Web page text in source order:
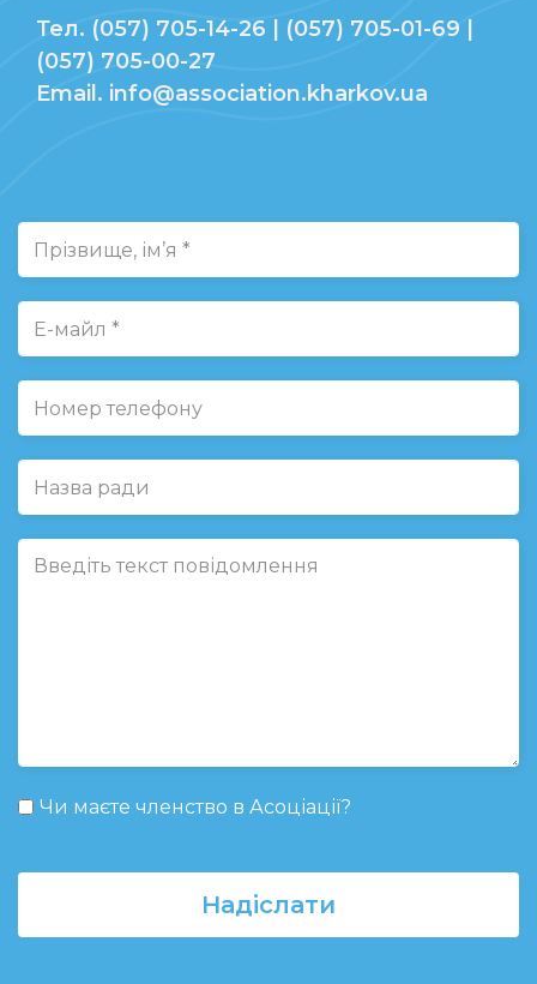
Тел. (057) 705-14-26 | (057) 705-01-69 |
(057) 705-00-27
Email. info@association.kharkov.ua
Чи маєте членство в Асоціації?
Надіслати